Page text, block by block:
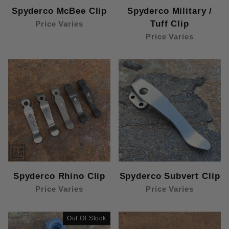
Spyderco McBee Clip
Price Varies
Spyderco Military /
Tuff Clip
Price Varies
Spyderco Rhino Clip
Price Varies
Spyderco Subvert Clip
Price Varies
Out Of Stock